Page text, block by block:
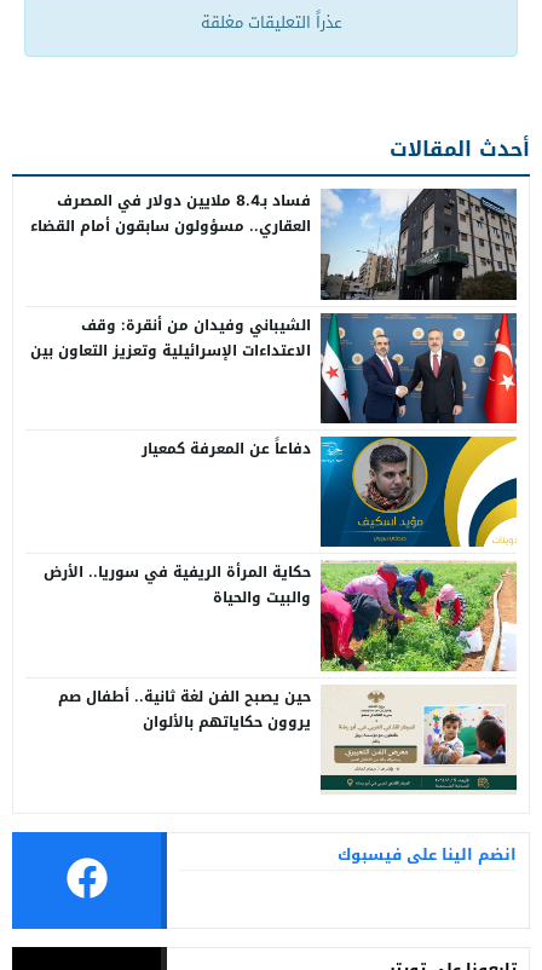
عذراً التعليقات مغلقة
أحدث المقالات
فساد بـ8.4 ملايين دولار في المصرف
العقاري.. مسؤولون سابقون أمام القضاء
الشيباني وفيدان من أنقرة: وقف
الاعتداءات الإسرائيلية وتعزيز التعاون بين
دفاعاً عن المعرفة كمعيار
حكاية المرأة الريفية في سوريا.. الأرض
والبيت والحياة
حين يصبح الفن لغة ثانية.. أطفال صم
يروون حكاياتهم بالألوان
انضم الينا على فيسبوك